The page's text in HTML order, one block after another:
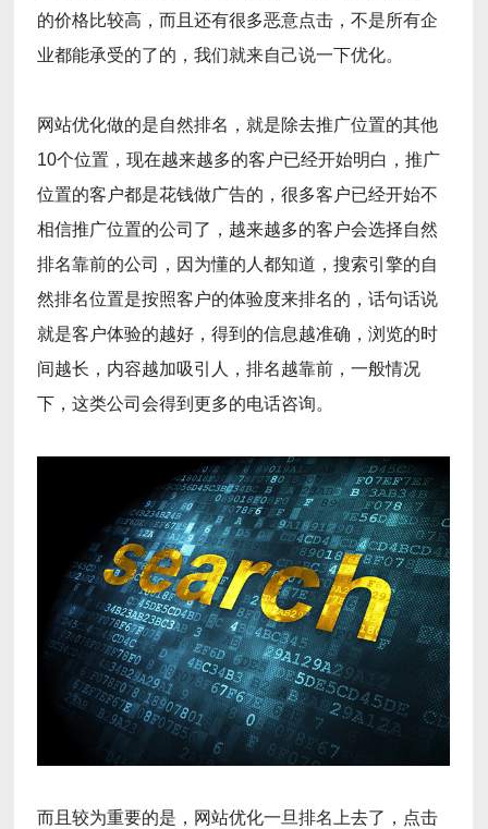
的价格比较高，而且还有很多恶意点击，不是所有企
业都能承受的了的，我们就来自己说一下优化。
网站优化做的是自然排名，就是除去推广位置的其他
10个位置，现在越来越多的客户已经开始明白，推广
位置的客户都是花钱做广告的，很多客户已经开始不
相信推广位置的公司了，越来越多的客户会选择自然
排名靠前的公司，因为懂的人都知道，搜索引擎的自
然排名位置是按照客户的体验度来排名的，话句话说
就是客户体验的越好，得到的信息越准确，浏览的时
间越长，内容越加吸引人，排名越靠前，一般情况
下，这类公司会得到更多的电话咨询。
而且较为重要的是，网站优化一旦排名上去了，点击